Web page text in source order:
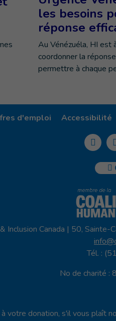
les besoins
réponse
Au Vénézuéla, HI est
coordonner la
permettre à chaque
d'emploi Accessibilité
Inclusion Canada | 50,
Tél. :
No de charité
votre donation, s'il vous plaît